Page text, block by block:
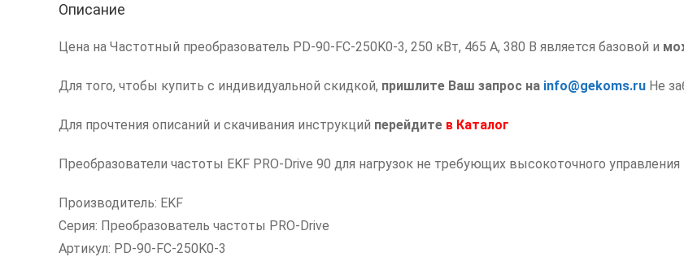
частоты
Drive
кВт
Описание
Цена на Частотный преобразователь PD-90-FC-250K0-3, 250 кВт, 465 А, 380 В является базовой и
Для того, чтобы купить с индивидуальной скидкой, пришлите Ваш запрос на info@gekoms.ru Не
Для прочтения описаний и скачивания инструкций перейдите в Каталог
Преобразователи частоты EKF PRO-Drive 90 для нагрузок не требующих высокоточного
Производитель: EKF
Серия: Преобразователь частоты PRO-Drive
Артикул: PD-90-FC-250K0-3